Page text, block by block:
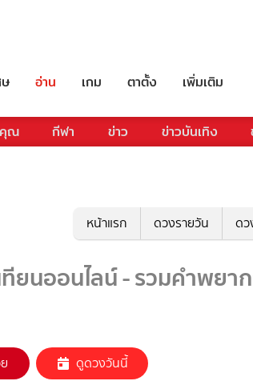
อ่าน เกม ตาตั้ง เพิ่มเติม
ณ กีฬา ข่าว ข่าวบันเทิง
หน้าแรก ดวงรายวัน ดว
ทียนออนไลน์ - รวมคำพย
ดูดวงวันนี้